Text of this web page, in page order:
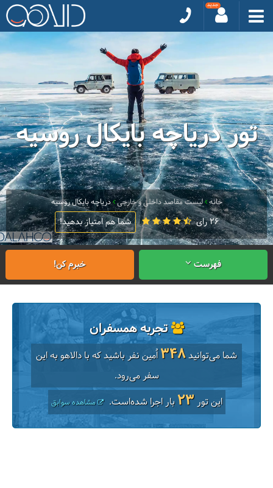
تور دریاچه بایکال روسیه
خانه لیست مقاصد داخلی و خارجی دریاچه بایکال روسیه
26 رای شما هم امتیاز بدهید!
فهرست خبرم کن!
تجربه همسفران
شما می‌توانید348اُمین نفر باشید که با دالاهو به این
سفر می‌رود.
این تور23بار اجرا شده‌است. مشاهده سوابق